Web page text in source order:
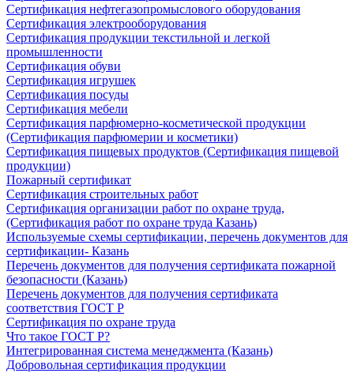
Сертификация нефтегазопромыслового оборудования
Сертификация электрооборудования
Сертификация продукции текстильной и легкой
промышленности
Сертификация обуви
Сертификация игрушек
Сертификация посуды
Сертификация мебели
Сертификация парфюмерно-косметической продукции
(Сертификация парфюмерии и косметики)
Сертификация пищевых продуктов (Сертификация пищевой
продукции)
Пожарный сертификат
Сертификация строительных работ
Сертификация организации работ по охране труда,
(Сертификация работ по охране труда Казань)
Используемые схемы сертификации, перечень документов для
сертификации- Казань
Перечень документов для получения сертификата пожарной
безопасности (Казань)
Перечень документов для получения сертификата
соответствия ГОСТ Р
Сертификация по охране труда
Что такое ГОСТ Р?
Интегрированная система менеджмента (Казань)
Добровольная сертификация продукции